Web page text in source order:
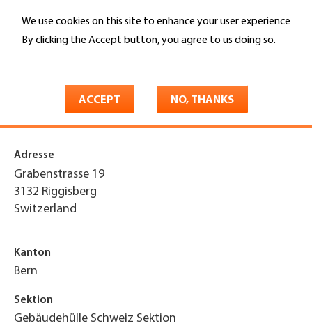
We use cookies on this site to enhance your user experience
By clicking the Accept button, you agree to us doing so.
ACCEPT NO, THANKS
main
Search
Biniam Bedachungen GmbH
Adresse
Grabenstrasse 19
3132 Riggisberg
Switzerland
Kanton
Bern
Sektion
Gebäudehülle Schweiz Sektion